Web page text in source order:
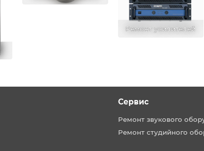
Ремонт усилителей
Сервис
Ремонт звукового
Ремонт студийного